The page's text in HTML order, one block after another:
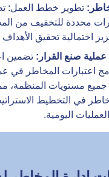
تطوير خطط العمل:
محددة للتخفيف من
احتمالية تحقيق الأهداف
عملية صنع القرار: تضمين
اعتبارات المخاطر في
جميع مستويات المنظمة،
في التخطيط
اليومية.